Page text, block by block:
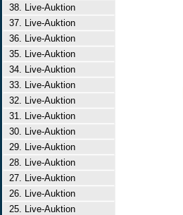
38. Live-Auktion
37. Live-Auktion
36. Live-Auktion
35. Live-Auktion
34. Live-Auktion
33. Live-Auktion
32. Live-Auktion
31. Live-Auktion
30. Live-Auktion
29. Live-Auktion
28. Live-Auktion
27. Live-Auktion
26. Live-Auktion
25. Live-Auktion